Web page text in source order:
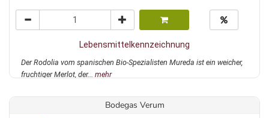
Lebensmittelkennzeichnung
Der Rodolia vom spanischen Bio-Spezialisten Mureda ist ein weicher,
fruchtiger Merlot, der... mehr
Bodegas Verum